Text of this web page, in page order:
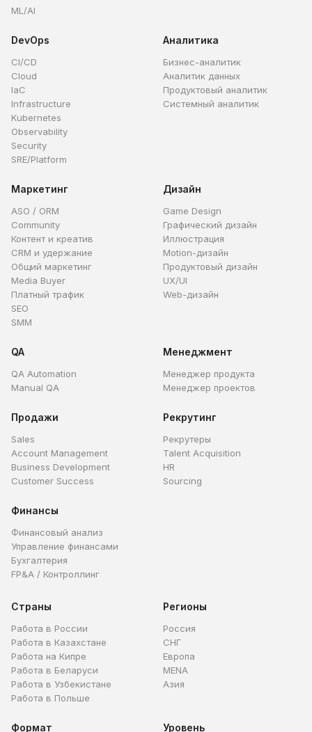
ML/AI
DevOps
CI/CD
Cloud
IaC
Infrastructure
Kubernetes
Observability
Security
SRE/Platform
Аналитика
Бизнес-аналитик
Аналитик данных
Продуктовый аналитик
Системный аналитик
Маркетинг
ASO / ORM
Community
Контент и креатив
CRM и удержание
Общий маркетинг
Media Buyer
Платный трафик
SEO
SMM
Дизайн
Game Design
Графический дизайн
Иллюстрация
Motion-дизайн
Продуктовый дизайн
UX/UI
Web-дизайн
QA
QA Automation
Manual QA
Менеджмент
Менеджер продукта
Менеджер проектов
Продажи
Sales
Account Management
Business Development
Customer Success
Рекрутинг
Рекрутеры
Talent Acquisition
HR
Sourcing
Финансы
Финансовый анализ
Управление финансами
Бухгалтерия
FP&A / Контроллинг
Страны
Работа в России
Работа в Казахстане
Работа на Кипре
Работа в Беларуси
Работа в Узбекистане
Работа в Польше
Регионы
Россия
СНГ
Европа
MENA
Азия
Формат Уровень